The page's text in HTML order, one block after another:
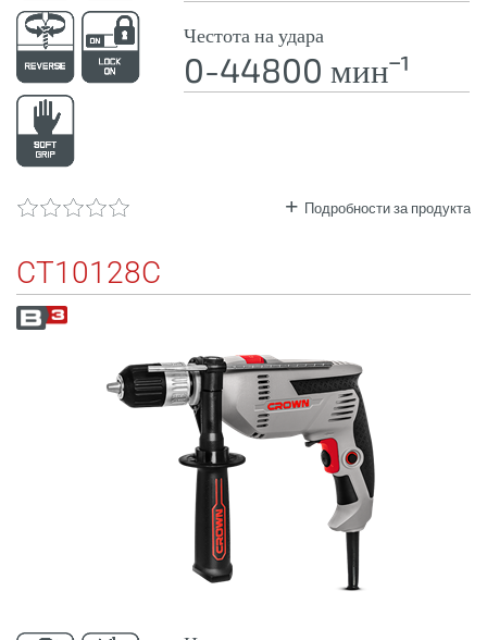
Честота на удара
0-44800 минˉ¹
Подробности за продукта
CT10128C